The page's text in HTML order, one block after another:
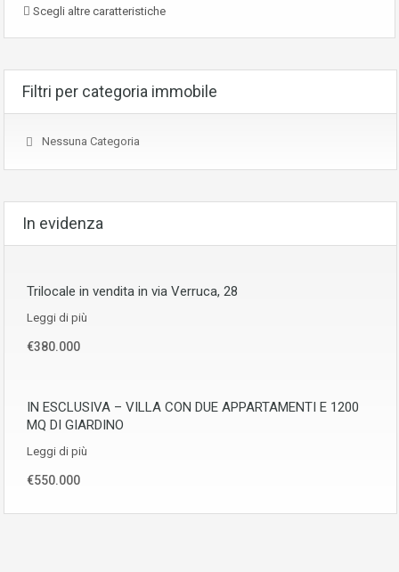
Scegli altre caratteristiche
Filtri per categoria immobile
Nessuna Categoria
In evidenza
Trilocale in vendita in via Verruca, 28
Leggi di più
€380.000
IN ESCLUSIVA – VILLA CON DUE APPARTAMENTI E 1200
MQ DI GIARDINO
Leggi di più
€550.000